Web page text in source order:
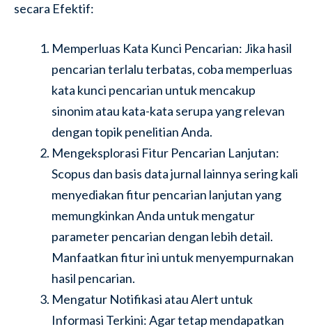
secara Efektif:
Memperluas Kata Kunci Pencarian: Jika hasil
pencarian terlalu terbatas, coba memperluas
kata kunci pencarian untuk mencakup
sinonim atau kata-kata serupa yang relevan
dengan topik penelitian Anda.
Mengeksplorasi Fitur Pencarian Lanjutan:
Scopus dan basis data jurnal lainnya sering kali
menyediakan fitur pencarian lanjutan yang
memungkinkan Anda untuk mengatur
parameter pencarian dengan lebih detail.
Manfaatkan fitur ini untuk menyempurnakan
hasil pencarian.
Mengatur Notifikasi atau Alert untuk
Informasi Terkini: Agar tetap mendapatkan